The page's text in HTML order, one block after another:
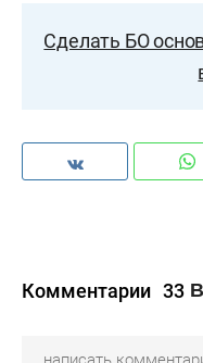
Сделать БО
Комментарии 33